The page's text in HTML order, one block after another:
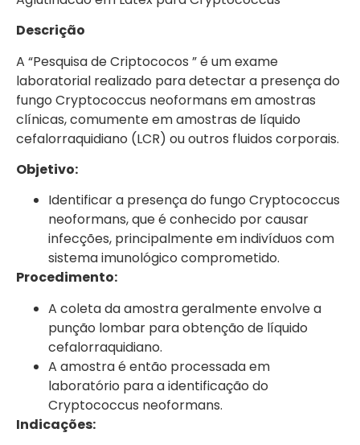
Descrição
A “Pesquisa de Criptococos ” é um exame
laboratorial realizado para detectar a presença do
fungo Cryptococcus neoformans em amostras
clínicas, comumente em amostras de líquido
cefalorraquidiano (LCR) ou outros fluidos corporais.
Objetivo:
Identificar a presença do fungo Cryptococcus
neoformans, que é conhecido por causar
infecções, principalmente em indivíduos com
sistema imunológico comprometido.
Procedimento:
A coleta da amostra geralmente envolve a
punção lombar para obtenção de líquido
cefalorraquidiano.
A amostra é então processada em
laboratório para a identificação do
Cryptococcus neoformans.
Indicações: